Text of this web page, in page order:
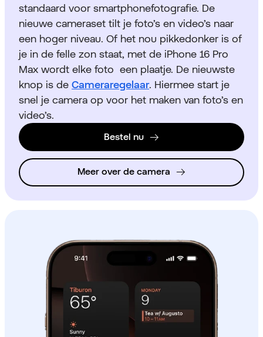
standaard voor smartphonefotografie. De
nieuwe cameraset tilt je foto’s en video’s naar
een hoger niveau. Of het nou pikkedonker is of
je in de felle zon staat, met de iPhone 16 Pro
Max wordt elke foto een plaatje. De nieuwste
knop is de Cameraregelaar. Hiermee start je
snel je camera op voor het maken van foto’s en
video’s.
Bestel nu
Meer over de camera